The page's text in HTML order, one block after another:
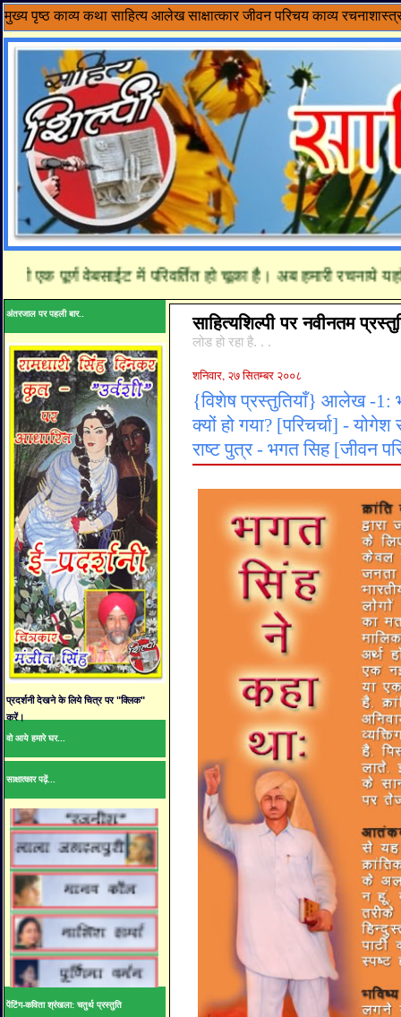
मुख्य पृष्ठ काव्य कथा साहित्य आलेख साक्षात्कार जीवन परिचय काव्य
वेबसाईट में परिवर्तित हो चूका है। अब हमारी रचनाये यहाँ
अंतरजाल पर पहली बार..
प्रदर्शनी देखने के लिये चित्र पर "क्लिक"
करें।
वो आये हमारे घर...
साक्षात्कार पढ़ें...
पेंटिंग-कविता श्रंखला: चतुर्थ प्रस्तुति
साहित्यशिल्पी पर नवीनतम
लोड हो रहा है. . .
शनिवार, २७ सितम्बर २००८
{विशेष प्रस्तुतियाँ} आलेख -1:
क्यों हो गया? [परिचर्चा] -
राष्ट पुत्र - भगत सिह [जीवन